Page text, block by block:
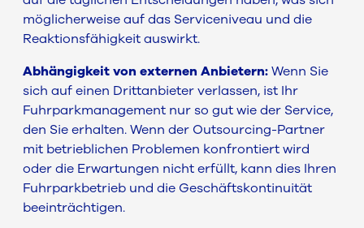
möglicherweise auf das Serviceniveau und die
Reaktionsfähigkeit auswirkt.
Abhängigkeit von externen Anbietern:Wenn Sie
sich auf einen Drittanbieter verlassen, ist Ihr
Fuhrparkmanagement nur so gut wie der Service,
den Sie erhalten. Wenn der Outsourcing-Partner
mit betrieblichen Problemen konfrontiert wird
oder die Erwartungen nicht erfüllt, kann dies Ihren
Fuhrparkbetrieb und die Geschäftskontinuität
beeinträchtigen.